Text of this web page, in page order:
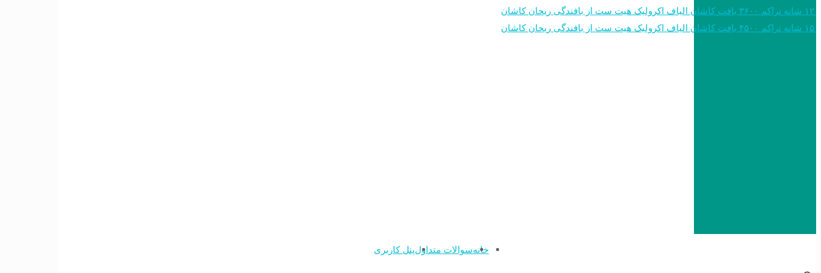
خانهسوالات متداولپنل کاربری